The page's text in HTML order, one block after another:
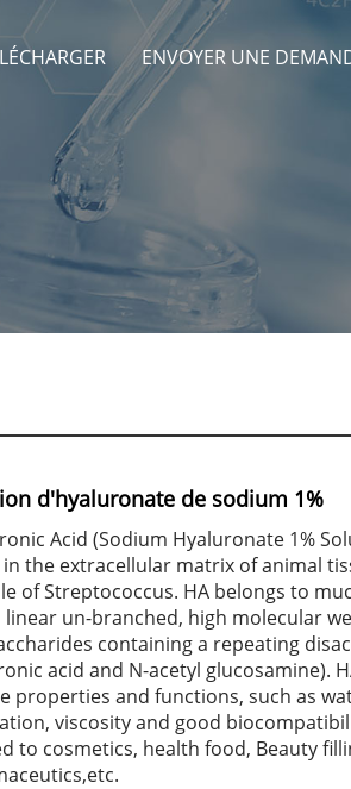
ENVOYER UNE
d'hyaluronate de sodium 1%
Acid (Sodium Hyaluronate 1%
in the extracellular matrix of animal
of Streptococcus. HA belongs to
linear un-branched, high molecular
containing a repeating
acid and N-acetyl glucosamine).
properties and functions, such as
viscosity and good
to cosmetics, health food, Beauty